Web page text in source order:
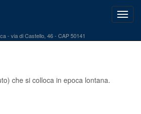
via di Castello, 46 - CAP 50141
che si colloca in epoca lontana.